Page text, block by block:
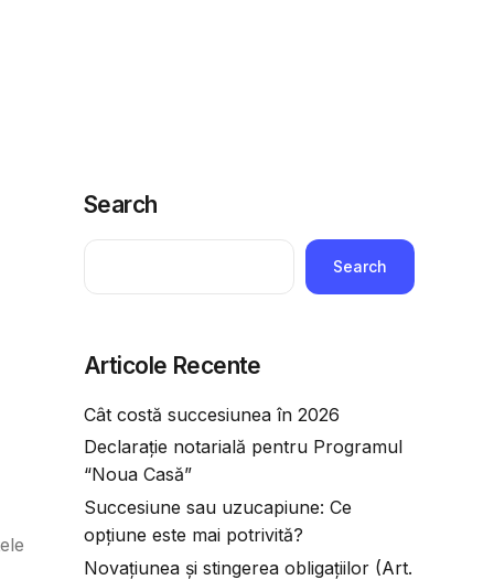
Search
Search
Articole Recente
Cât costă succesiunea în 2026
Declarație notarială pentru Programul
“Noua Casă”
Succesiune sau uzucapiune: Ce
opțiune este mai potrivită?
Novațiunea și stingerea obligațiilor (Art.